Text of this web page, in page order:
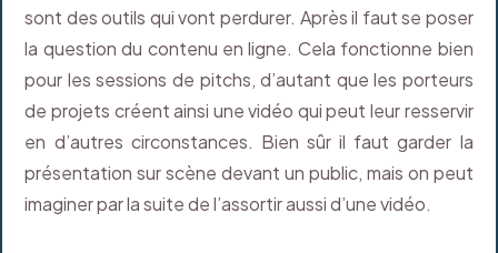
sont des outils qui vont perdurer. Après il faut se poser
la question du contenu en ligne. Cela fonctionne bien
pour les sessions de pitchs, d’autant que les porteurs
de projets créent ainsi une vidéo qui peut leur resservir
en d’autres circonstances. Bien sûr il faut garder la
présentation sur scène devant un public, mais on peut
imaginer par la suite de l’assortir aussi d’une vidéo.